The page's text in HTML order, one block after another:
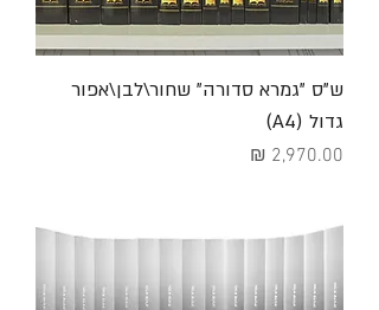
ש"ס "גמרא סדורה" שחור\לבן\אפור
גדול (A4)
מחיר